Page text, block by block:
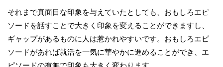
それまで真面目な印象を与えていたとしても、おもしろエピ
ソードを話すことで大きく印象を変えることができますし、
ギャップがあるものに人は惹かれやすいです。おもしろエピ
ソードがあれば就活を一気に華やかに進めることができ、エ